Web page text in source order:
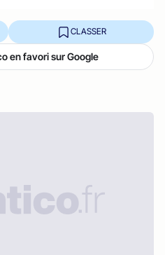
CLASSER
en favori sur Google